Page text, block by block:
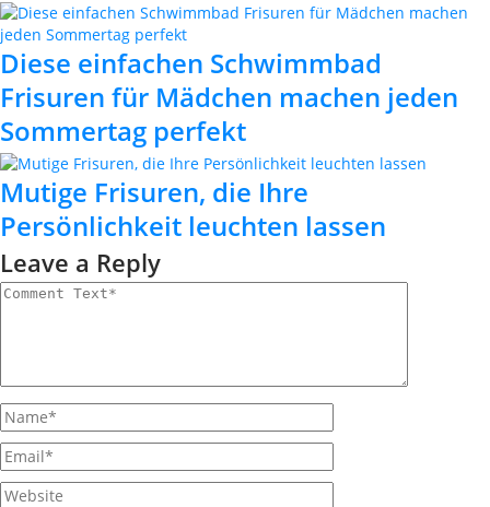
Diese einfachen Schwimmbad
Frisuren für Mädchen machen jeden
Sommertag perfekt
Mutige Frisuren, die Ihre
Persönlichkeit leuchten lassen
Leave a Reply